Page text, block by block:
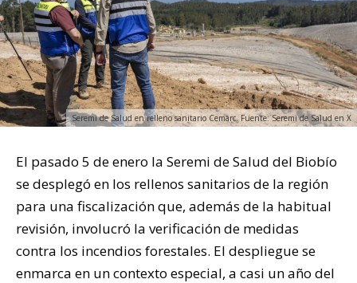
Seremi de Salud en relleno sanitario Cemarc. Fuente: Seremi de Salud en X
El pasado 5 de enero la Seremi de Salud del Biobío
se desplegó en los rellenos sanitarios de la región
para una fiscalización que, además de la habitual
revisión, involucró la verificación de medidas
contra los incendios forestales. El despliegue se
enmarca en un contexto especial, a casi un año del